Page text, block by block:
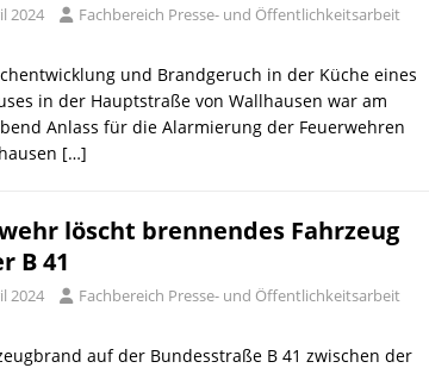
2024
Fachbereich Presse- und Öffentlichkeitsarbeit
und Brandgeruch in der Küche eines
in der Hauptstraße von Wallhausen war am
Anlass für die Alarmierung der Feuerwehren
[…]
löscht brennendes Fahrzeug
B 41
2024
Fachbereich Presse- und Öffentlichkeitsarbeit
auf der Bundesstraße B 41 zwischen der